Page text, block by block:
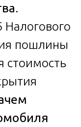
.
Налогового
пошлины
стоимость